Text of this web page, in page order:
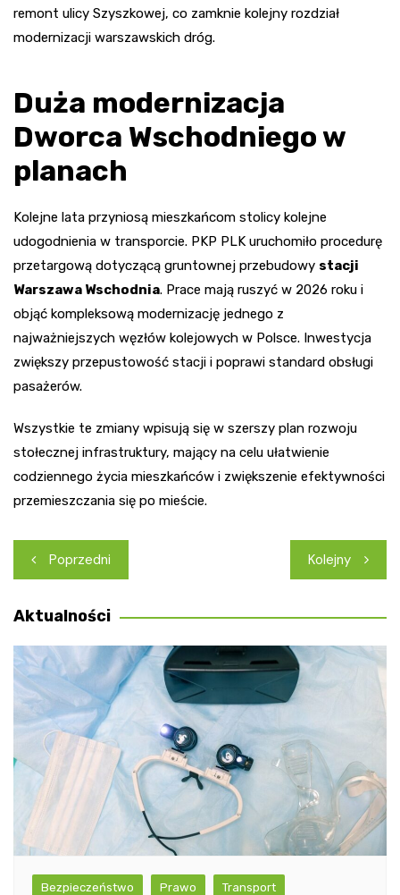
remont ulicy Szyszkowej, co zamknie kolejny rozdział
modernizacji warszawskich dróg.
Duża modernizacja
Dworca Wschodniego w
planach
Kolejne lata przyniosą mieszkańcom stolicy kolejne
udogodnienia w transporcie. PKP PLK uruchomiło procedurę
przetargową dotyczącą gruntownej przebudowy stacji
Warszawa Wschodnia. Prace mają ruszyć w 2026 roku i
objąć kompleksową modernizację jednego z
najważniejszych węzłów kolejowych w Polsce. Inwestycja
zwiększy przepustowość stacji i poprawi standard obsługi
pasażerów.
Wszystkie te zmiany wpisują się w szerszy plan rozwoju
stołecznej infrastruktury, mający na celu ułatwienie
codziennego życia mieszkańców i zwiększenie efektywności
przemieszczania się po mieście.
Nawigacja
wpisu
Poprzedni Kolejny
Aktualności
Bezpieczeństwo Prawo Transport